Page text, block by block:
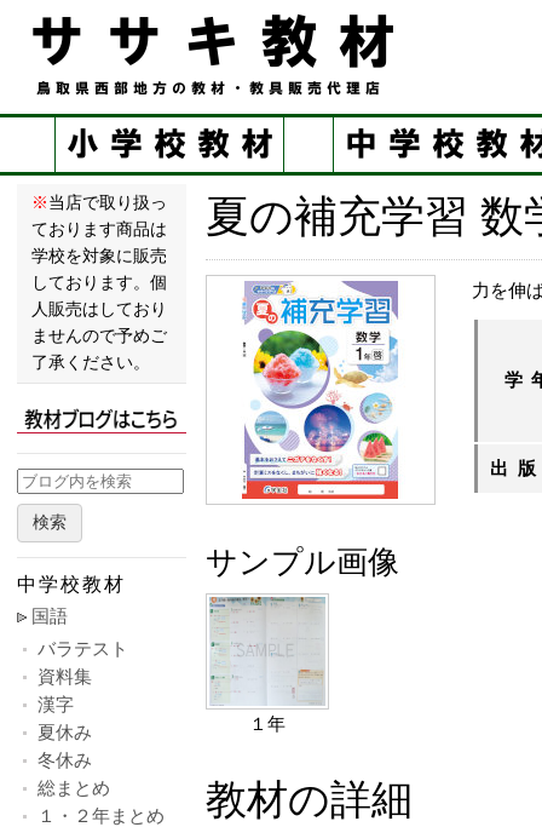
夏の補充学習 数
力を伸
学
出
サンプル画像
１年
教材の詳細
※ 当店で取り扱っ
ております商品は
学校を対象に販売
しております。個
人販売はしており
ませんので予めご
了承ください。
検索
中学校教材
国語
バラテスト
資料集
漢字
夏休み
冬休み
総まとめ
１・２年まとめ